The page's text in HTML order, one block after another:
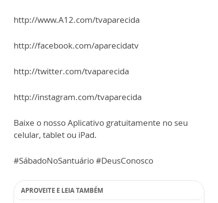
http://www.A12.com/tvaparecida
http://facebook.com/aparecidatv
http://twitter.com/tvaparecida
http://instagram.com/tvaparecida
Baixe o nosso Aplicativo gratuitamente no seu
celular, tablet ou iPad.
#SábadoNoSantuário #DeusConosco
APROVEITE E LEIA TAMBÉM